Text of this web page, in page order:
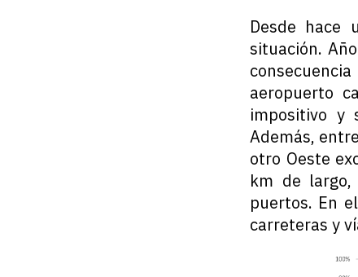
Desde hace
situación.
aeropuerto
impositivo y
Además,
otro Oeste
km de
puertos. En
carreteras y